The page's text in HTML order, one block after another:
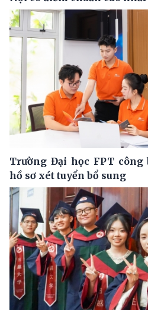
Trường Đại học FPT công
hồ sơ xét tuyển bổ sung